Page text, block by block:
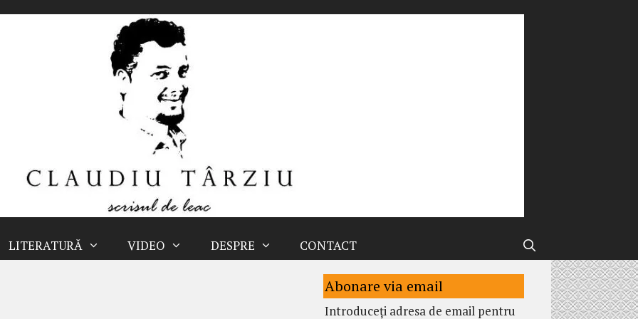
LITERATURĂ VIDEO DESPRE CONTACT
Abonare via email
Introduceți adresa de email pentru